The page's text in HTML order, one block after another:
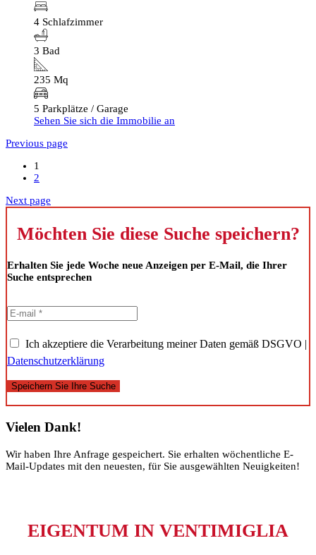
4 Schlafzimmer
3 Bad
235 Mq
5 Parkplätze / Garage
Sehen Sie sich die Immobilie an
Previous page
1
2
Next page
Möchten Sie diese Suche speichern?
Erhalten Sie jede Woche neue Anzeigen per E-Mail, die Ihrer
Suche entsprechen
Ich akzeptiere die Verarbeitung meiner Daten gemäß DSGVO |
Datenschutzerklärung
Speichern Sie Ihre Suche
Vielen Dank!
Wir haben Ihre Anfrage gespeichert. Sie erhalten wöchentliche E-
Mail-Updates mit den neuesten, für Sie ausgewählten Neuigkeiten!
EIGENTUM IN VENTIMIGLIA